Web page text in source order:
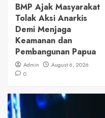
BMP Ajak Masyarakat
Tolak Aksi Anarkis
Demi Menjaga
Keamanan dan
Pembangunan Papua
Admin
August 6, 2026
0